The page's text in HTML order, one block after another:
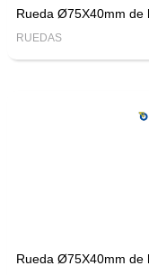
Rueda Ø75X40mm de
RUEDAS
Rueda Ø75X40mm de